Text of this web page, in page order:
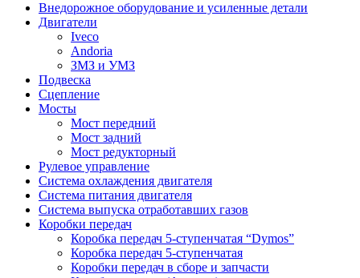
Внедорожное оборудование и усиленные детали
Двигатели
Iveco
Andoria
ЗМЗ и УМЗ
Подвеска
Сцепление
Мосты
Мост передний
Мост задний
Мост редукторный
Рулевое управление
Система охлаждения двигателя
Система питания двигателя
Система выпуска отработавших газов
Коробки передач
Коробка передач 5-ступенчатая “Dymos”
Коробка передач 5-ступенчатая
Коробки передач в сборе и запчасти